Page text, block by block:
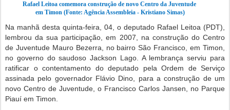
Rafael Leitoa comemora construção de novo Centro da Juventude
em Timon (Fonte: Agência Assembleia - Kristiano Simas)
Na manhã desta quinta-feira, 04, o deputado Rafael Leitoa (PDT),
lembrou da sua participação, em 2007, na construção do Centro
de Juventude Mauro Bezerra, no bairro São Francisco, em Timon,
no governo do saudoso Jackson Lago. A lembrança serviu para
ratificar o contentamento do deputado pela Ordem de Serviço
assinada pelo governador Flávio Dino, para a construção de um
novo Centro de Juventude, o Francisco Carlos Jansen, no Parque
Piauí em Timon.